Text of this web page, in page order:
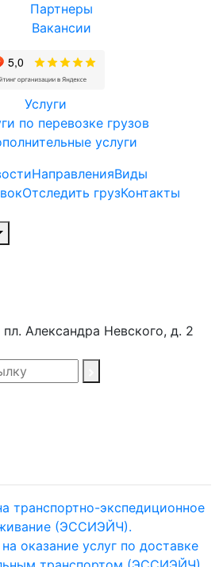
Партнеры
Вакансии
Услуги
по перевозке грузов
услуги
НаправленияВиды
Отследить грузКонтакты
пл. Александра Невского, д. 2
транспортно-экспедиционное
(ЭССИЭЙЧ).
оказание услуг по доставке